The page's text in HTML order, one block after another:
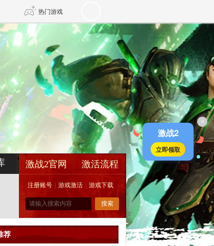
热门游戏
传奇4
剑网3旗舰版 新天龙八部
诛仙世界
激战2官网 激活流程
注册账号 游戏激活 游戏下载
荐
×
激战2
立即领取